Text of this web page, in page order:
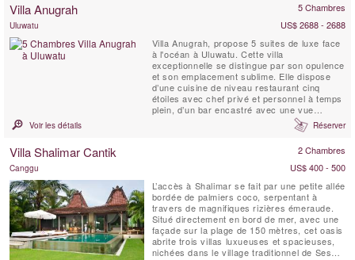
vérandas donnant sur l'océan et diffèrent
Villa Anugrah 5 Chambres
Uluwatu
US$ 2688 - 2688
Villa Anugrah, propose 5 suites de luxe face
à l'océan à Uluwatu. Cette villa
exceptionnelle se distingue par son opulence
et son emplacement sublime. Elle dispose
d’une cuisine de niveau restaurant cinq
étoiles avec chef privé et personnel à temps
plein, d’un bar encastré avec une vue
imprenable sur l’océan, d’une salle de jeux
pour enfants avec jouets, d’un salon et d’une
piscine privée à débordement de 25 ...
Voir les détails Réserver
Villa Shalimar Cantik 2 Chambres
Canggu
US$ 400 - 500
L’accès à Shalimar se fait par une petite allée
bordée de palmiers coco, serpentant à
travers de magnifiques rizières émeraude.
Situé directement en bord de mer, avec une
façade sur la plage de 150 mètres, cet oasis
abrite trois villas luxueuses et spacieuses,
nichées dans le village traditionnel de Seseh,